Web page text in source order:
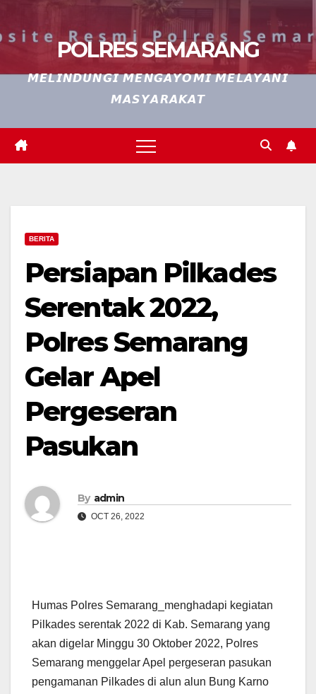
POLRES SEMARANG
𝙈𝙀𝙇𝙄𝙉𝘿𝙐𝙉𝙂𝙄 𝙈𝙀𝙉𝙂𝘼𝙔𝙊𝙈𝙄 𝙈𝙀𝙇𝘼𝙔𝘼𝙉𝙄
𝙈𝘼𝙎𝙔𝘼𝙍𝘼𝙆𝘼𝙏
BERITA
Persiapan Pilkades
Serentak 2022,
Polres Semarang
Gelar Apel
Pergeseran
Pasukan
By admin
OCT 26, 2022
Humas Polres Semarang_menghadapi kegiatan
Pilkades serentak 2022 di Kab. Semarang yang
akan digelar Minggu 30 Oktober 2022, Polres
Semarang menggelar Apel pergeseran pasukan
pengamanan Pilkades di alun alun Bung Karno